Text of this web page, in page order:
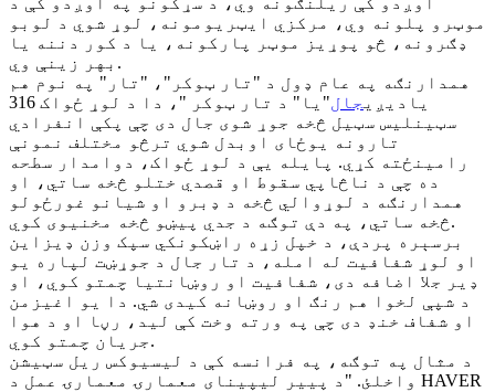
موټرو پلونه وي، مرکزي ایټریومونه، لوړ شوي د لوبو
ډګرونه، څو پوړیز موټر پارکونه، یا د کور دننه یا
بهر زینې وي.
همدارنګه په عام ډول د "تار ټوکر"، "تار" په نوم هم
یادیږي جال
"یا" د تار ټوکر "، دا د لوړ ځواک 316
سټینلیس سټیل څخه جوړ شوی جال دی چې پکې انفرادي
تارونه یوځای اوبدل شوي ترڅو مختلف نمونې
رامینځته کړي. پایله یې د لوړ ځواک، دوامدار سطحه
ده چې د ناڅاپي سقوط او قصدي ختلو څخه ساتي، او
همدارنګه د لوړوالي څخه د ډبرو او شیانو غورځولو
څخه ساتي، په دې توګه د جدي پیښو څخه مخنیوی کوي.
برسېره پردې، د خپل زړه راښکونکي سپک وزن ډیزاین
او لوړ شفافیت له امله، د تار جال د جوړښت لپاره یو
ډیر جلا اضافه دی، شفافیت او روښانتیا چمتو کوي، او
د شپې لخوا هم رنګ او روښانه کیدی شي. دا یو اغیزمن
او شفاف خنډ دی چې په ورته وخت کې لید، رڼا او د هوا
جریان چمتو کوي.
د مثال په توګه، په فرانسه کې د لیسیوکس ریل سټیشن
واخلئ. "د پییر لیپینای معمارۍ معمارۍ عمل د HAVER